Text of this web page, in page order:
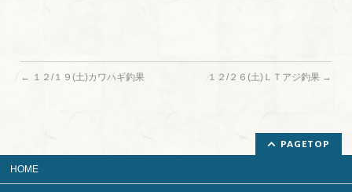
← １２/１９(土)カワハギ釣果 １２/２６(土)ＬＴアジ釣果 →
PAGETOP
HOME